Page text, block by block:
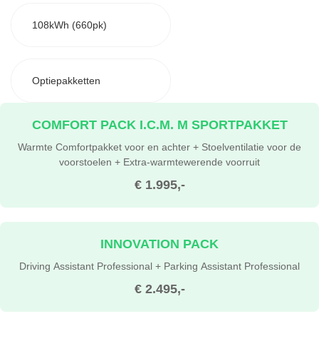
108kWh (660pk)
Optiepakketten
€ 1.995,-
COMFORT PACK I.C.M. M SPORTPAKKET
Warmte Comfortpakket voor en achter + Stoelventilatie voor de
voorstoelen + Extra-warmtewerende voorruit
€ 2.495,-
INNOVATION PACK
Driving Assistant Professional + Parking Assistant Professional